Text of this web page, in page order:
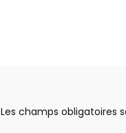
Les champs obligatoires